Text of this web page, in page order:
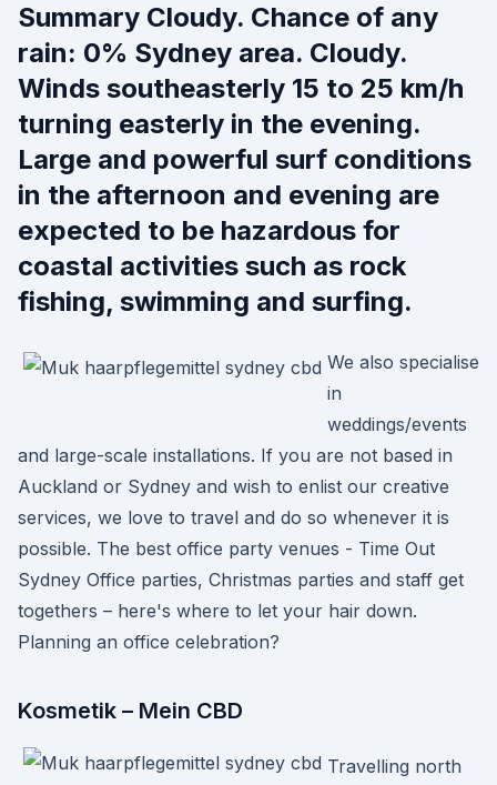
Summary Cloudy. Chance of any
rain: 0% Sydney area. Cloudy.
Winds southeasterly 15 to 25 km/h
turning easterly in the evening.
Large and powerful surf conditions
in the afternoon and evening are
expected to be hazardous for
coastal activities such as rock
fishing, swimming and surfing.
We also specialise
in
weddings/events
and large-scale installations. If you are not based in
Auckland or Sydney and wish to enlist our creative
services, we love to travel and do so whenever it is
possible. The best office party venues - Time Out
Sydney Office parties, Christmas parties and staff get
togethers – here's where to let your hair down.
Planning an office celebration?
Kosmetik – Mein CBD
Travelling north